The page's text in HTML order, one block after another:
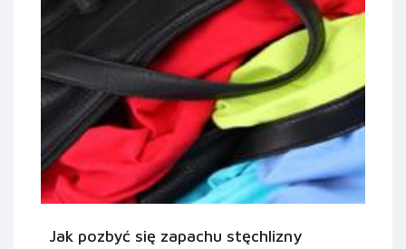
Jak pozbyć się zapachu stęchlizny